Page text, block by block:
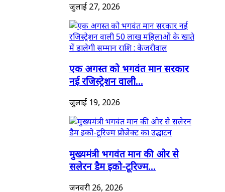
जुलाई 27, 2026
एक अगस्त को भगवंत मान सरकार
नई रजिस्ट्रेशन वाली...
जुलाई 19, 2026
मुख्यमंत्री भगवंत मान की ओर से
सलेरन डैम इको-टूरिज्म...
जनवरी 26, 2026